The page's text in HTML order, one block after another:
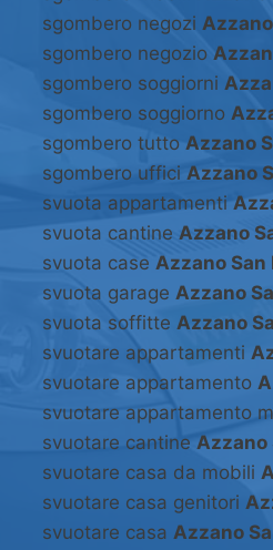
sgombero negozi
sgombero negozio
sgombero soggiorni
sgombero soggiorno
sgombero tutto Azzano
sgombero uffici Azzano
svuota appartamenti
svuota cantine Azzano
svuota case Azzano San
svuota garage Azzano
svuota soffitte Azzano
svuotare appartamenti
svuotare appartamento
svuotare appartamento
svuotare cantine Azzano
svuotare casa da mobili
svuotare casa genitori
svuotare casa Azzano